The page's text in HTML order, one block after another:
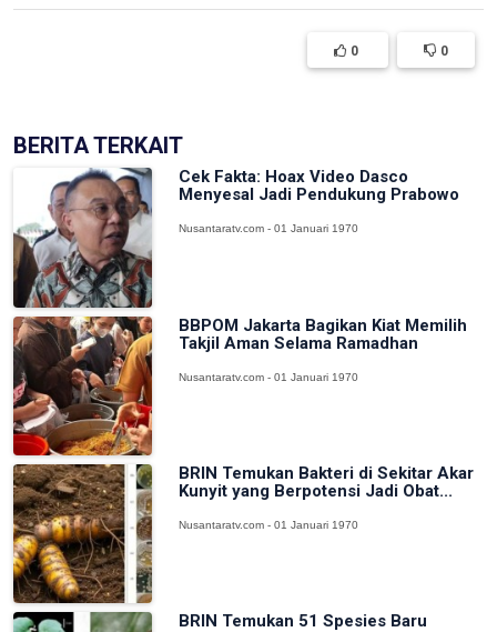
0 0
BERITA TERKAIT
Cek Fakta: Hoax Video Dasco
Menyesal Jadi Pendukung Prabowo
Nusantaratv.com - 01 Januari 1970
BBPOM Jakarta Bagikan Kiat Memilih
Takjil Aman Selama Ramadhan
Nusantaratv.com - 01 Januari 1970
BRIN Temukan Bakteri di Sekitar Akar
Kunyit yang Berpotensi Jadi Obat...
Nusantaratv.com - 01 Januari 1970
BRIN Temukan 51 Spesies Baru